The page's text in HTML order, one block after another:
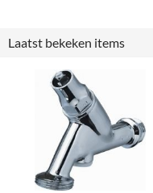
Laatst bekeken items